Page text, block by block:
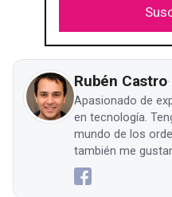
Rubén Castro
Apasionado de
en tecnología.
mundo de los
también me